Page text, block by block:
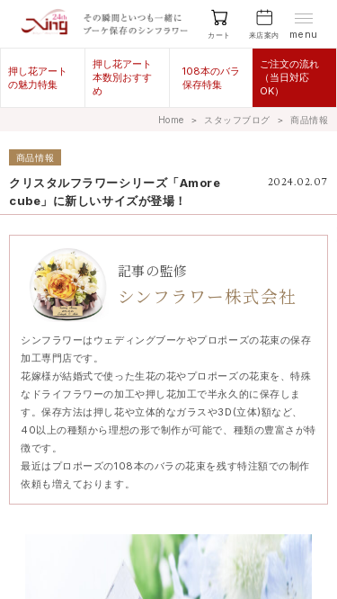
カート 来店案内 menu
押し花アート
の魅力特集
押し花アート
本数別おすす
め
108本のバラ
保存特集
ご注文の流れ
（当日対応
OK）
Home ＞ スタッフブログ ＞ 商品情報
商品情報
2024.02.07
クリスタルフラワーシリーズ「Amore
cube」に新しいサイズが登場！
記事の監修
シンフラワー株式会社
シンフラワーはウェディングブーケやプロポーズの花束の保存
加工専門店です。
花嫁様が結婚式で使った生花の花やプロポーズの花束を、特殊
なドライフラワーの加工や押し花加工で半永久的に保存しま
す。保存方法は押し花や立体的なガラスや3D(立体)額など、
40以上の種類から理想の形で制作が可能で、種類の豊富さが特
徴です。
最近はプロポーズの108本のバラの花束を残す特注額での制作
依頼も増えております。